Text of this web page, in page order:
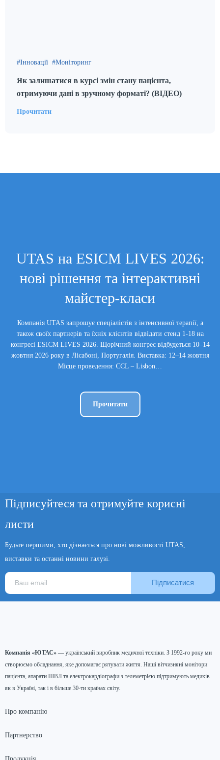
Інновації Моніторинг
Як залишатися в курсі змін стану пацієнта,
отримуючи дані в зручному форматі? (ВІДЕО)
Прочитати
UTAS на ESICM LIVES 2026:
нові рішення та інтерактивні
майстер-класи
Компанія UTAS запрошує спеціалістів з інтенсивної терапії, а
також своїх партнерів та їхніх клієнтів відвідати стенд 1-18 на
конгресі ESICM LIVES 2026. Щорічний конгрес відбудеться 10–14
жовтня 2026 року в Лісабоні, Португалія. Виставка: 12–14 жовтня
Місце проведення: CCL – Lisbon…
Прочитати
Підписуйтеся та отримуйте корисні
листи
Будьте першими, хто дізнається про нові можливості UTAS,
виставки та останні новини галузі.
Підписатися
Компанія «ЮТАС» — український виробник медичної техніки. З 1992-го року ми
створюємо обладнання, яке допомагає рятувати життя. Наші вітчизняні монітори
пацієнта, апарати ШВЛ та електрокардіографи з телеметрією підтримують медиків
як в Україні, так і в більше 30-ти країнах світу.
Про компанію
Партнерство